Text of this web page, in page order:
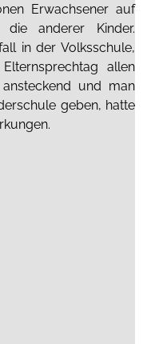
Erwachsener auf
anderer Kinder.
in der Volksschule,
allen
und man
geben, hatte